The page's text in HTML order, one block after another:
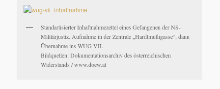
Standartisierter Inhaftnahmezettel eines Gefangenen der NS-
Militärjustiz. Aufnahme in der Zentrale „Hardtmuthgasse“, dann
Übernahme ins WUG VII.
Bildquellen: Dokumentationsarchiv des österreichischen
Widerstands / www.doew.at